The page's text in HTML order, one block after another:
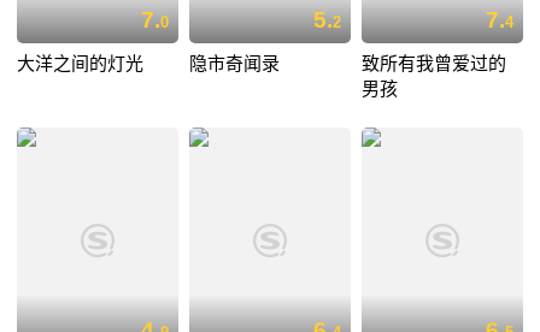
7.0
大洋之间的灯光
5.2
隐市奇闻录
7.4
致所有我曾爱过的
男孩